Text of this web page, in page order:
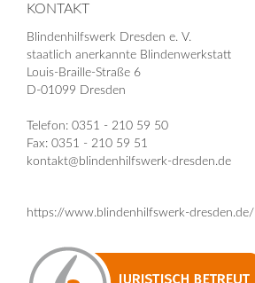
KONTAKT
Blindenhilfswerk Dresden e. V.
staatlich anerkannte Blindenwerkstatt
Louis-Braille-Straße 6
D-01099 Dresden
Telefon: 0351 - 210 59 50
Fax: 0351 - 210 59 51
kontakt@blindenhilfswerk-dresden.de
https://www.blindenhilfswerk-dresden.de/